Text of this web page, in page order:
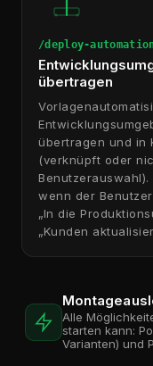
/deploy-
übertragen
übertragen und in
(verknüpft oder
wenn der Benutzer
„In die
„Kunden
Alle
starten kann:
Varianten) und